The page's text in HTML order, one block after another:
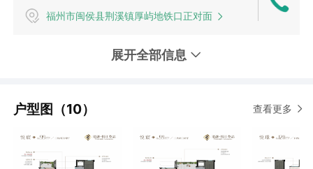
福州市闽侯县荆溪镇厚屿地铁口正对面
展开全部信息
户型图（10） 查看更多